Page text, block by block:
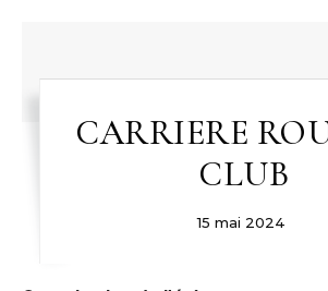
CARRIERE
CLUB
15 mai 2024